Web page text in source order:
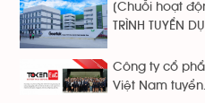
[Chuỗi hoạt
TRÌNH TUYỂN
Công ty cổ
Việt Nam